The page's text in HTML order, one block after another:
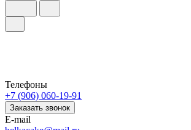
Телефоны
+7 (906) 060-19-91
Заказать звонок
E-mail